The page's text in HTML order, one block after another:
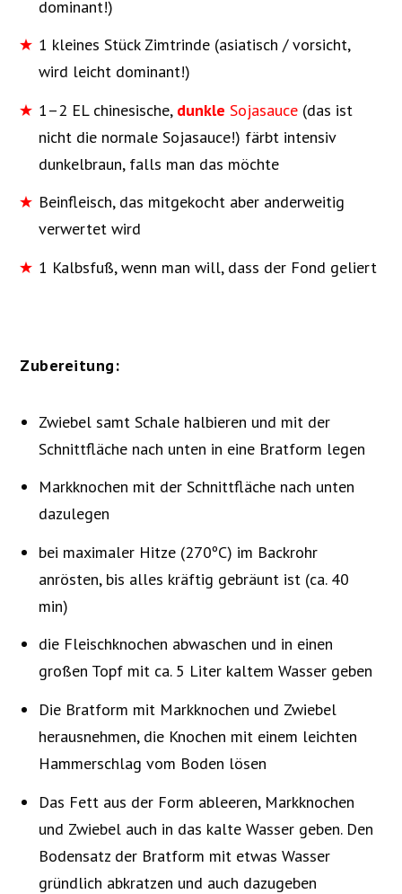
dominant!)
1 kleines Stück Zimtrinde (asiatisch / vorsicht,
wird leicht dominant!)
1–2 EL chinesische, dunkle Sojasauce(das ist
nicht die normale Sojasauce!) färbt intensiv
dunkelbraun, falls man das möchte
Beinfleisch, das mitgekocht aber anderweitig
verwertet wird
1 Kalbsfuß, wenn man will, dass der Fond geliert
Zubereitung:
Zwiebel samt Schale halbieren und mit der
Schnittfläche nach unten in eine Bratform legen
Markknochen mit der Schnittfläche nach unten
dazulegen
bei maximaler Hitze (270ºC) im Backrohr
anrösten, bis alles kräftig gebräunt ist (ca. 40
min)
die Fleischknochen abwaschen und in einen
großen Topf mit ca. 5 Liter kaltem Wasser geben
Die Bratform mit Markknochen und Zwiebel
herausnehmen, die Knochen mit einem leichten
Hammerschlag vom Boden lösen
Das Fett aus der Form ableeren, Markknochen
und Zwiebel auch in das kalte Wasser geben. Den
Bodensatz der Bratform mit etwas Wasser
gründlich abkratzen und auch dazugeben